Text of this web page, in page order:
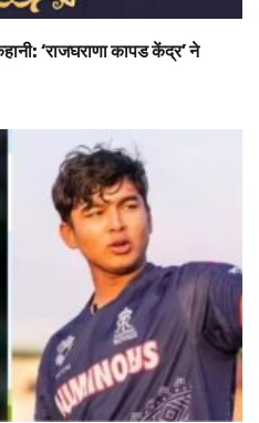
‘राजघराणा कापड केंद्र’ ने